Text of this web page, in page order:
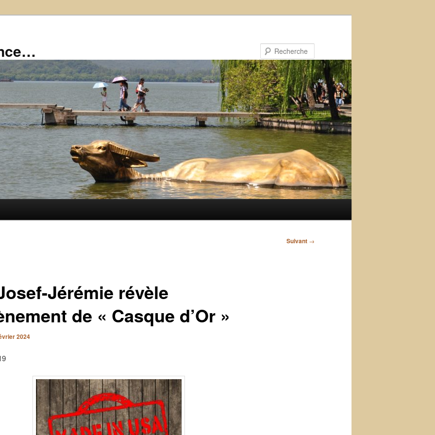
Suivant →
Jérémie révèle
de « Casque d’Or »
2024